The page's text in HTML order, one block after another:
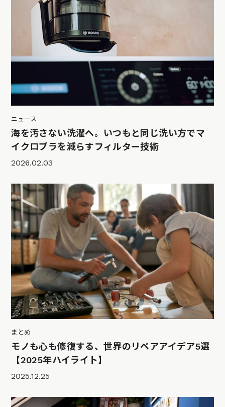
ニュース
海を汚さない洗濯へ。いつもと同じ洗い方でマ
イクロプラを減らすフィルター技術
2026.02.03
まとめ
モノも心も修復する、世界のリペアアイデア5選
【2025年ハイライト】
2025.12.25